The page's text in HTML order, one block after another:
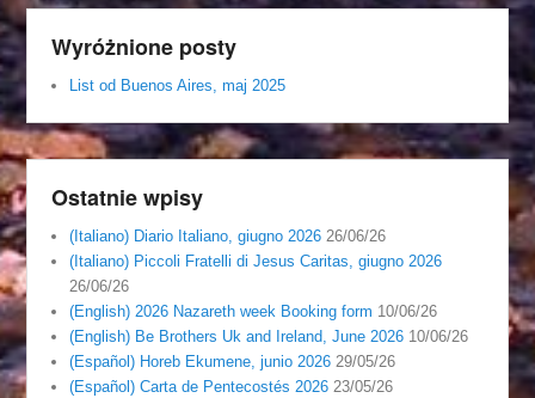
Wyróżnione posty
List od Buenos Aires, maj 2025
Ostatnie wpisy
(Italiano) Diario Italiano, giugno 2026 26/06/26
(Italiano) Piccoli Fratelli di Jesus Caritas, giugno 2026
26/06/26
(English) 2026 Nazareth week Booking form 10/06/26
(English) Be Brothers Uk and Ireland, June 2026 10/06/26
(Español) Horeb Ekumene, junio 2026 29/05/26
(Español) Carta de Pentecostés 2026 23/05/26